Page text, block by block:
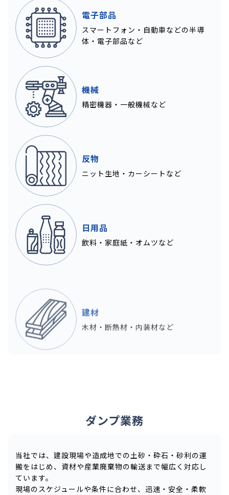
電子部品
スマートフォン・自動車などの半導
体・電子部品など
機械
精密機器・一般機械など
反物
ニット生地・カーシートなど
日用品
飲料・家庭紙・オムツなど
木材・断熱材・内装材など
ダンプ業務
当社では、建設現場や造成地での土砂・砕石・砂利の運
搬をはじめ、資材や産業廃棄物の輸送まで幅広く対応し
ています。
現場のスケジュールや条件に合わせ、迅速・安全・柔軟